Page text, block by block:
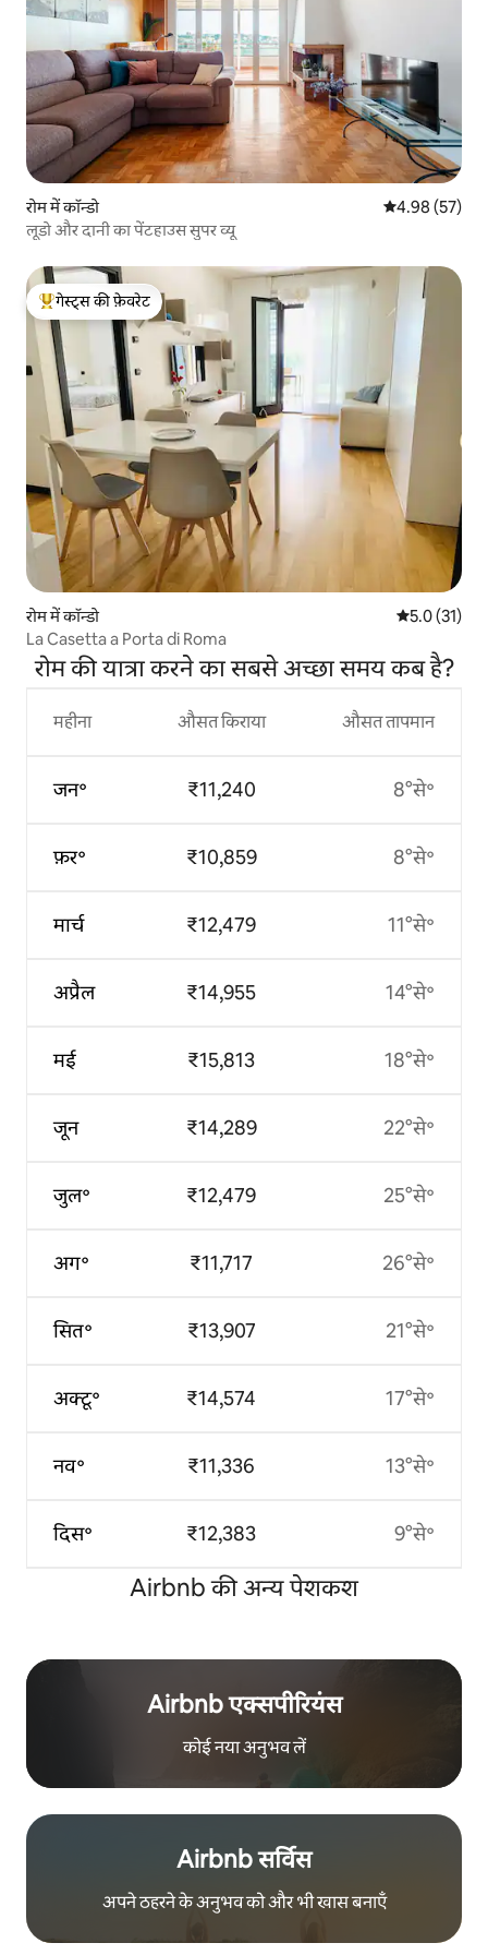
रोम में कॉन्डो औसत रेटिंग 5 में
4.98 (57)
लूडो और दानी का पेंटहाउस सुपर व्यू
गेस्ट्स का टॉप फ़ेवरेट
गेस्ट्स की फ़ेवरेट
रोम में कॉन्डो औसत रेटिंग 5
5.0 (31)
La Casetta a Porta di Roma
रोम की यात्रा करने का सबसे अच्छा समय कब है?
महीना
जन॰
फ़र॰
मार्च
अप्रैल
मई
जून
जुल॰
अग॰
सित॰
अक्टू॰
नव॰
दिस॰
औसत किराया
₹11,240
₹10,859
₹12,479
₹14,955
₹15,813
₹14,289
₹12,479
₹11,717
₹13,907
₹14,574
₹11,336
₹12,383
औसत तापमान
8°से॰
8°से॰
11°से॰
14°से॰
18°से॰
22°से॰
25°से॰
26°से॰
21°से॰
17°से॰
13°से॰
9°से॰
Airbnb की अन्य पेशकश
Airbnb एक्सपीरियंस
कोई नया अनुभव लें
Airbnb सर्विस
अपने ठहरने के अनुभव को और भी खास बनाएँ